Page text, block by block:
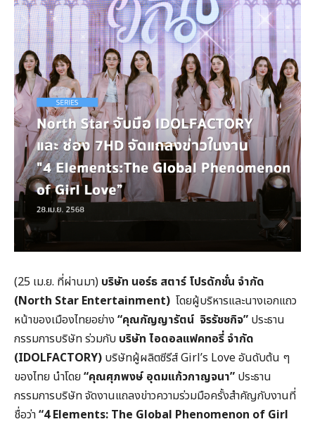
(25 เม.ย. ที่ผ่านมา) บริษัท นอร์ธ สตาร์ โปรดักชั่น จำกัด
(North Star Entertainment) โดยผู้บริหารและนางเอกแถว
หน้าของเมืองไทยอย่าง “คุณกัญญารัตน์ จิรรัชชกิจ” ประธาน
กรรมการบริษัท ร่วมกับ บริษัท ไอดอลแฟคทอรี่ จำกัด
(IDOLFACTORY) บริษัทผู้ผลิตซีรีส์ Girl’s Love อันดับต้น ๆ
ของไทย นำโดย“คุณศุภพงษ์ อุดมแก้วกาญจนา” ประธาน
กรรมการบริษัท จัดงานแถลงข่าวความร่วมมือครั้งสำคัญกับงานที่
ชื่อว่า“4 Elements: The Global Phenomenon of Girl